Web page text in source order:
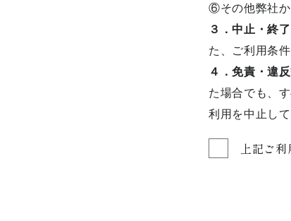
⑥その他弊社か
３．中止・終
た、ご利用条
４．免責・違
た場合でも、
利用を中止し
上記ご